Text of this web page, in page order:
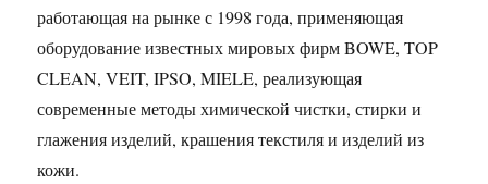
работающая на рынке с 1998 года, применяющая
оборудование известных мировых фирм BOWE, TOP
CLEAN, VEIT, IPSO, MIELE, реализующая
современные методы химической чистки, стирки и
глажения изделий, крашения текстиля и изделий из
кожи.